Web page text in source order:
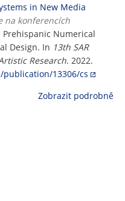
in New Media
na konferencích
Prehispanic Numerical
Design. In 13th SAR
Research. 2022.
13306/cs
Zobrazit podrobně